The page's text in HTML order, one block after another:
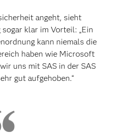
angeht, sieht
klar im Vorteil: „Ein
kann niemals die
haben wie Microsoft
uns mit SAS in der SAS
gut aufgehoben.“